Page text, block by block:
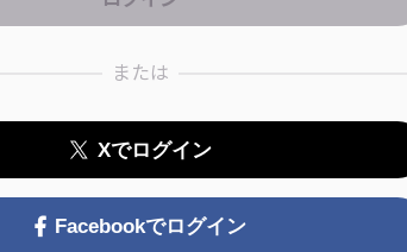
または
Xでログイン
Facebookでログイン